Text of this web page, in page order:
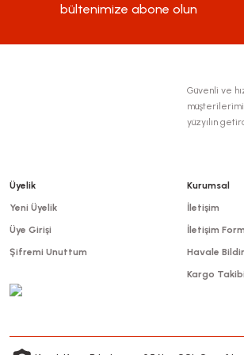
Ürün fiyatı diğer sitelerden daha pahalı.
bültenimize abone olun
Güvenli ve
yüzyılın
Üyelik
Yeni Üyelik
Üye Girişi
Şifremi Unuttum
Kurumsal
İletişim
İletişim
Havale
Kargo Takibi